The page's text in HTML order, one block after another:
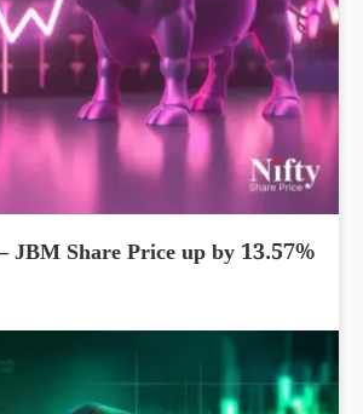
JBM Share Price up by 13.57%